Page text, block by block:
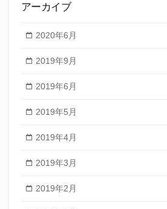
アーカイブ
2020年6月
2019年9月
2019年6月
2019年5月
2019年4月
2019年3月
2019年2月